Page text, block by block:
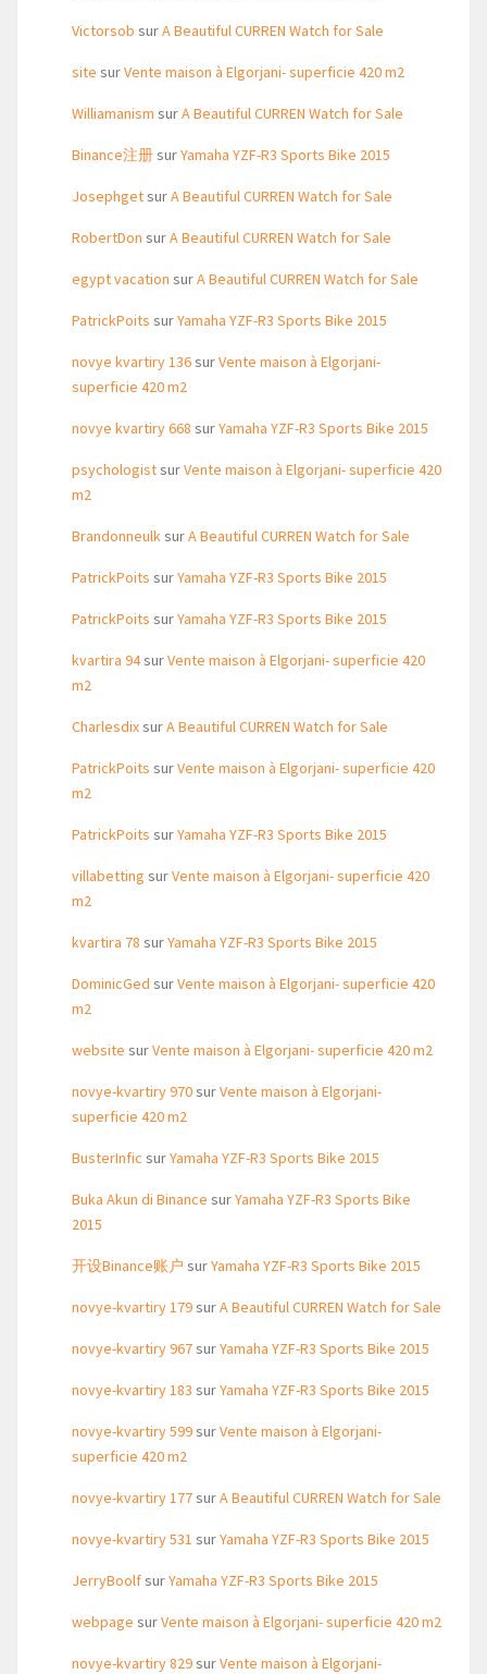
Victorsob surA Beautiful CURREN Watch for Sale
site surVente maison à Elgorjani- superficie 420 m2
Williamanism surA Beautiful CURREN Watch for Sale
Binance注册surYamaha YZF-R3 Sports Bike 2015
JosephgetsurA Beautiful CURREN Watch for Sale
RobertDon surA Beautiful CURREN Watch for Sale
egypt vacation surA Beautiful CURREN Watch for Sale
PatrickPoits surYamaha YZF-R3 Sports Bike 2015
novye kvartiry 136surVente maison à Elgorjani-
superficie 420 m2
novye kvartiry 668 surYamaha YZF-R3 Sports Bike 2015
psychologistsurVente maison à Elgorjani- superficie 420
m2
BrandonneulksurA Beautiful CURREN Watch for Sale
PatrickPoits surYamaha YZF-R3 Sports Bike 2015
PatrickPoits surYamaha YZF-R3 Sports Bike 2015
kvartira 94surVente maison à Elgorjani- superficie 420
m2
CharlesdixsurA Beautiful CURREN Watch for Sale
PatrickPoits surVente maison à Elgorjani- superficie 420
m2
PatrickPoits surYamaha YZF-R3 Sports Bike 2015
villabetting surVente maison à Elgorjani- superficie 420
m2
kvartira 78 surYamaha YZF-R3 Sports Bike 2015
DominicGed surVente maison à Elgorjani- superficie 420
m2
website surVente maison à Elgorjani- superficie 420 m2
novye-kvartiry 970surVente maison à Elgorjani-
superficie 420 m2
BusterInfic surYamaha YZF-R3 Sports Bike 2015
Buka Akun di Binance surYamaha YZF-R3 Sports Bike
2015
开设Binance账户 surYamaha YZF-R3 Sports Bike 2015
novye-kvartiry 179surA Beautiful CURREN Watch for Sale
novye-kvartiry 967surYamaha YZF-R3 Sports Bike 2015
novye-kvartiry 183 surYamaha YZF-R3 Sports Bike 2015
novye-kvartiry 599surVente maison à Elgorjani-
superficie 420 m2
novye-kvartiry 177surA Beautiful CURREN Watch for Sale
novye-kvartiry 531 surYamaha YZF-R3 Sports Bike 2015
JerryBoolfsurYamaha YZF-R3 Sports Bike 2015
webpage surVente maison à Elgorjani- superficie 420 m2
novye-kvartiry 829surVente maison à Elgorjani-